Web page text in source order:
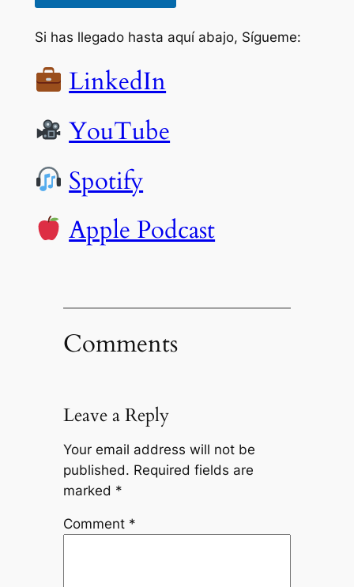
Si has llegado hasta aquí abajo, Sígueme:
LinkedIn
YouTube
Spotify
Apple Podcast
Comments
Leave a Reply
Your email address will not be
published. Required fields are
marked *
Comment *